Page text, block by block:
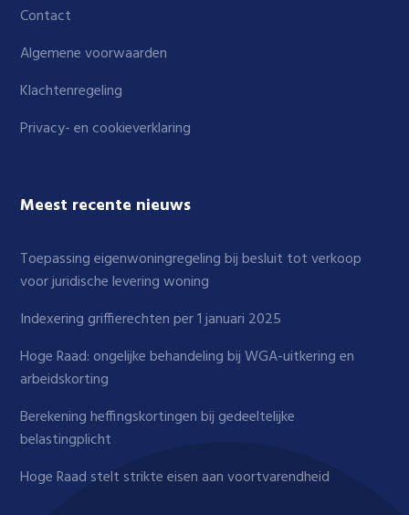
Contact
Algemene voorwaarden
Klachtenregeling
Privacy- en cookieverklaring
Meest recente nieuws
Toepassing eigenwoningregeling bij besluit tot verkoop
voor juridische levering woning
Indexering griffierechten per 1 januari 2025
Hoge Raad: ongelijke behandeling bij WGA-uitkering en
arbeidskorting
Berekening heffingskortingen bij gedeeltelijke
belastingplicht
Hoge Raad stelt strikte eisen aan voortvarendheid